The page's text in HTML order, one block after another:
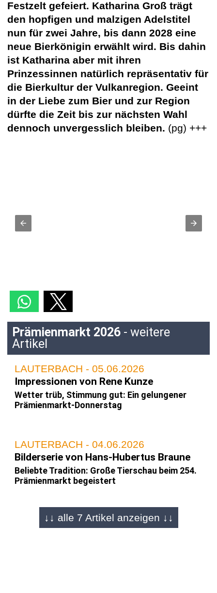
Festzelt gefeiert. Katharina Groß trägt
den hopfigen und malzigen Adelstitel
nun für zwei Jahre, bis dann 2028 eine
neue Bierkönigin erwählt wird. Bis dahin
ist Katharina aber mit ihren
Prinzessinnen natürlich repräsentativ für
die Bierkultur der Vulkanregion. Geeint
in der Liebe zum Bier und zur Region
dürfte die Zeit bis zur nächsten Wahl
dennoch unvergesslich bleiben. (pg) +++
Prämienmarkt 2026 - weitere
Artikel
LAUTERBACH - 05.06.2026
Impressionen von Rene Kunze
Wetter trüb, Stimmung gut: Ein gelungener
Prämienmarkt-Donnerstag
LAUTERBACH - 04.06.2026
Bilderserie von Hans-Hubertus Braune
Beliebte Tradition: Große Tierschau beim 254.
Prämienmarkt begeistert
LAUTERBACH - 02.06.2026
↓↓ alle 7 Artikel anzeigen ↓↓